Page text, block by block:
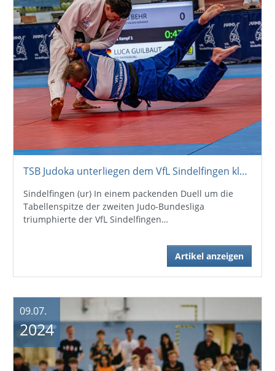
TSB Judoka unterliegen dem VfL Sindelfingen klar mit 4:10
Sindelfingen (ur) In einem packenden Duell um die
Tabellenspitze der zweiten Judo-Bundesliga
triumphierte der VfL Sindelfingen…
Artikel anzeigen
09.07.
2024